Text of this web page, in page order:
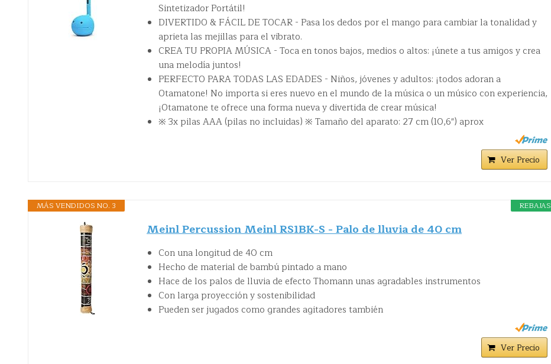
Sintetizador Portátil!
DIVERTIDO & FÁCIL DE TOCAR - Pasa los dedos por el mango para cambiar la tonalidad y
aprieta las mejillas para el vibrato.
CREA TU PROPIA MÚSICA - Toca en tonos bajos, medios o altos: ¡únete a tus amigos y crea
una melodía juntos!
PERFECTO PARA TODAS LAS EDADES - Niños, jóvenes y adultos: ¡todos adoran a
Otamatone! No importa si eres nuevo en el mundo de la música o un músico con experiencia,
¡Otamatone te ofrece una forma nueva y divertida de crear música!
※ 3x pilas AAA (pilas no incluidas) ※ Tamaño del aparato: 27 cm (10,6") aprox
Ver Precio
REBAJAS
MÁS VENDIDOS NO. 3
Meinl Percussion Meinl RS1BK-S - Palo de lluvia de 40 cm
Con una longitud de 40 cm
Hecho de material de bambú pintado a mano
Hace de los palos de lluvia de efecto Thomann unas agradables instrumentos
Con larga proyección y sostenibilidad
Pueden ser jugados como grandes agitadores también
Ver Precio